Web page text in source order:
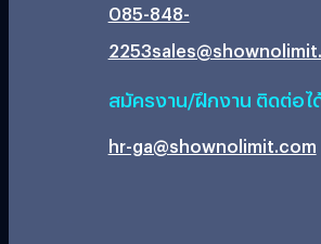
085-848-
2253
สมัครงาน/ฝึกงาน ติดต่อไ
hr-ga@shownolimit.com